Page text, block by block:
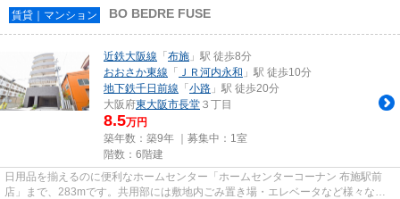
賃貸｜マンション BO BEDRE FUSE
近鉄大阪線 「布施 」駅 徒歩8分
おおさか東線 「 ＪＲ河内永和 」駅 徒歩10分
地下鉄千日前線 「小路 」駅 徒歩20分
大阪府東大阪市長堂 ３丁目
8.5万円
築年数：築9年 ｜募集中： 1室
階数：6階建
日用品を揃えるのに便利なホームセンター「ホームセンターコーナン 布施駅前
店」まで、283mです。共用部には敷地内ごみ置き場・エレベータなど様々な設